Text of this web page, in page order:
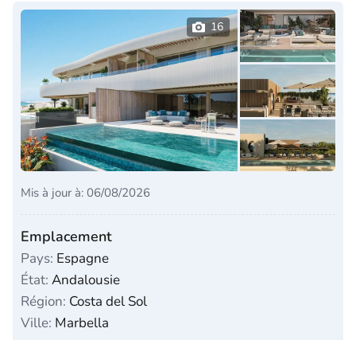
16
Mis à jour à: 06/08/2026
Emplacement
Pays: Espagne
État: Andalousie
Région: Costa del Sol
Ville: Marbella